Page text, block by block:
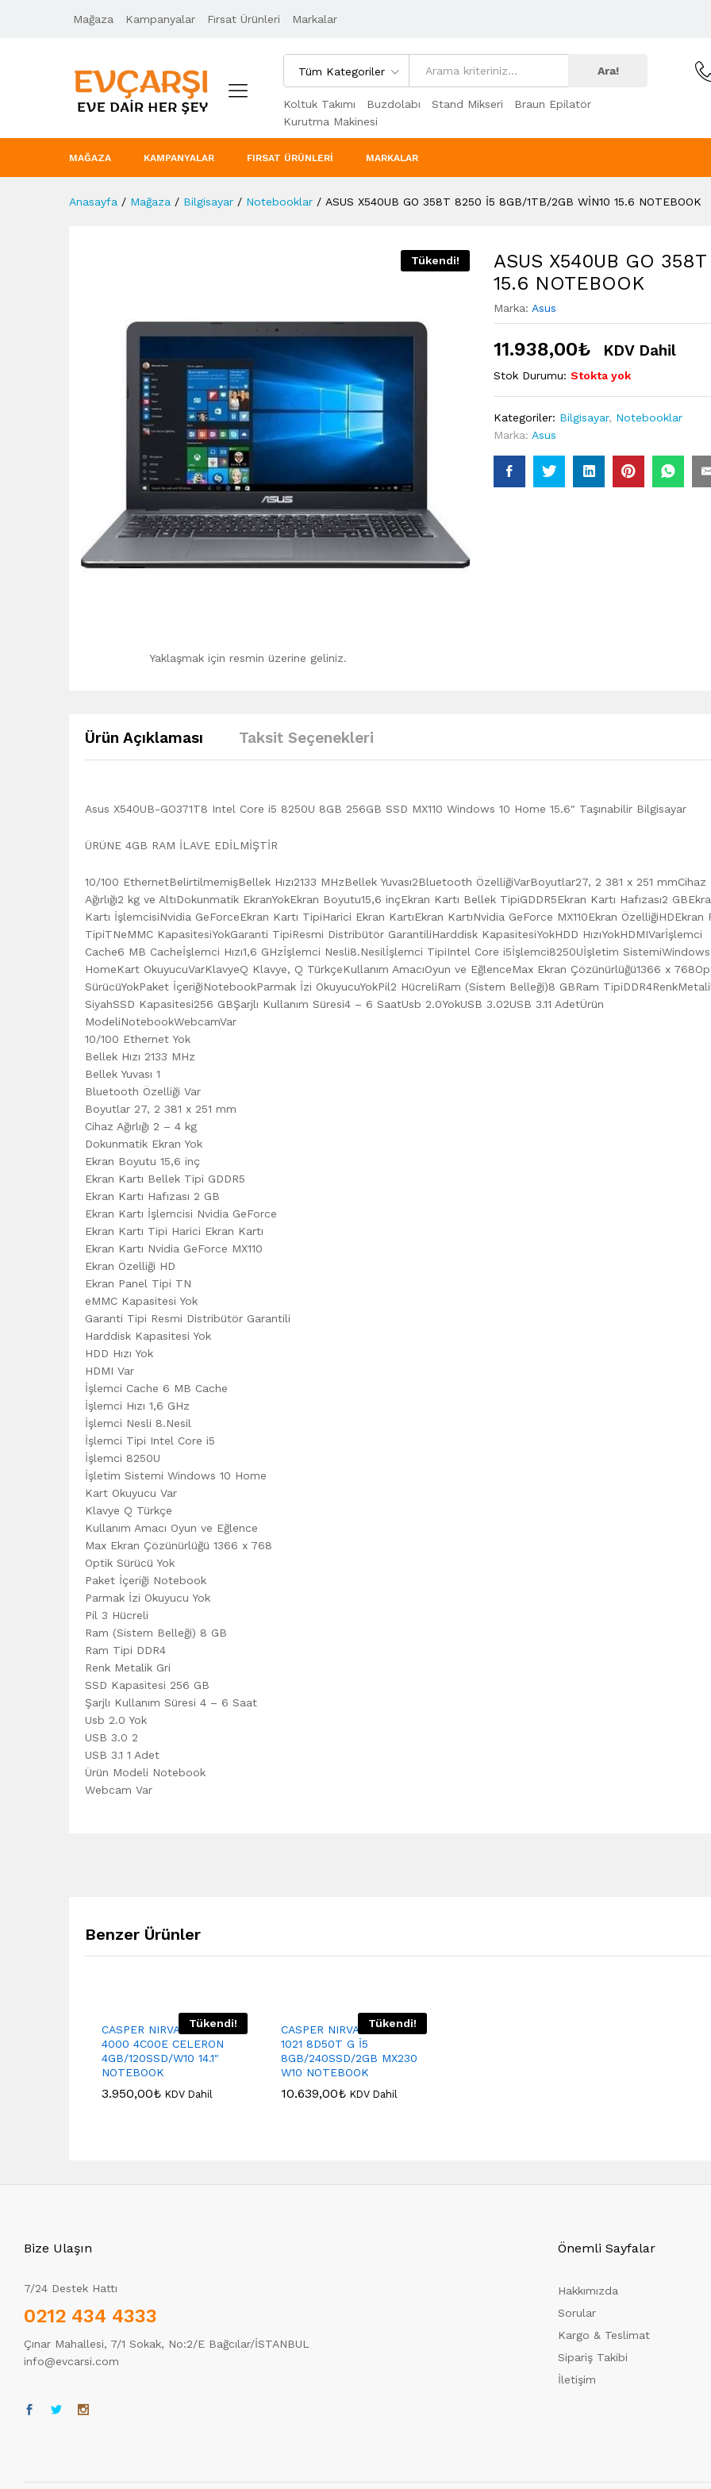
Mağaza Kampanyalar Fırsat Ürünleri Markalar
Tüm Kategoriler Ara!
Koltuk Takımı Buzdolabı Stand Mikseri
Braun Epilatör
Kurutma Makinesi
MAĞAZA KAMPANYALAR FIRSAT ÜRÜNLERI MARKALAR
Anasayfa / Mağaza / Bilgisayar / Notebooklar / ASUS X540UB GO 358T 8250 İ5 8GB/1TB/2GB WİN10 15.6 NOTEBOOK
Tükendi!
Yaklaşmak için resmin üzerine geliniz.
ASUS X540UB GO
15.6 NOTEBOOK
Marka: Asus
11.938,00₺ KDV Dahil
Stok Durumu: Stokta yok
Kategoriler: Bilgisayar, Notebooklar
Marka: Asus
Ürün Açıklaması Taksit Seçenekleri
Asus X540UB-GO371T8 Intel Core i5 8250U 8GB 256GB SSD MX110 Windows 10 Home 15.6″ Taşınabilir Bilgisayar
ÜRÜNE 4GB RAM İLAVE EDİLMİŞTİR
10/100 EthernetBelirtilmemişBellek Hızı2133 MHzBellek Yuvası2Bluetooth ÖzelliğiVarBoyutlar27, 2 381 x 251 mmCihaz
Ağırlığı2 kg ve AltıDokunmatik EkranYokEkran Boyutu15,6 inçEkran Kartı Bellek TipiGDDR5Ekran Kartı Hafızası2
Kartı İşlemcisiNvidia GeForceEkran Kartı TipiHarici Ekran KartıEkran KartıNvidia GeForce MX110Ekran ÖzelliğiHDEkran
TipiTNeMMC KapasitesiYokGaranti TipiResmi Distribütör GarantiliHarddisk KapasitesiYokHDD HızıYokHDMIVarİşlemci
Cache6 MB Cacheİşlemci Hızı1,6 GHzİşlemci Nesli8.Nesilİşlemci TipiIntel Core i5İşlemci8250Uİşletim SistemiWindows
HomeKart OkuyucuVarKlavyeQ Klavye, Q TürkçeKullanım AmacıOyun ve EğlenceMax Ekran Çözünürlüğü1366 x
SürücüYokPaket İçeriğiNotebookParmak İzi OkuyucuYokPil2 HücreliRam (Sistem Belleği)8 GBRam
SiyahSSD Kapasitesi256 GBŞarjlı Kullanım Süresi4 – 6 SaatUsb 2.0YokUSB 3.02USB 3.11 AdetÜrün
ModeliNotebookWebcamVar
10/100 Ethernet Yok
Bellek Hızı 2133 MHz
Bellek Yuvası 1
Bluetooth Özelliği Var
Boyutlar 27, 2 381 x 251 mm
Cihaz Ağırlığı 2 – 4 kg
Dokunmatik Ekran Yok
Ekran Boyutu 15,6 inç
Ekran Kartı Bellek Tipi GDDR5
Ekran Kartı Hafızası 2 GB
Ekran Kartı İşlemcisi Nvidia GeForce
Ekran Kartı Tipi Harici Ekran Kartı
Ekran Kartı Nvidia GeForce MX110
Ekran Özelliği HD
Ekran Panel Tipi TN
eMMC Kapasitesi Yok
Garanti Tipi Resmi Distribütör Garantili
Harddisk Kapasitesi Yok
HDD Hızı Yok
HDMI Var
İşlemci Cache 6 MB Cache
İşlemci Hızı 1,6 GHz
İşlemci Nesli 8.Nesil
İşlemci Tipi Intel Core i5
İşlemci 8250U
İşletim Sistemi Windows 10 Home
Kart Okuyucu Var
Klavye Q Türkçe
Kullanım Amacı Oyun ve Eğlence
Max Ekran Çözünürlüğü 1366 x 768
Optik Sürücü Yok
Paket İçeriği Notebook
Parmak İzi Okuyucu Yok
Pil 3 Hücreli
Ram (Sistem Belleği) 8 GB
Ram Tipi DDR4
Renk Metalik Gri
SSD Kapasitesi 256 GB
Şarjlı Kullanım Süresi 4 – 6 Saat
Usb 2.0 Yok
USB 3.0 2
USB 3.1 1 Adet
Ürün Modeli Notebook
Webcam Var
Benzer Ürünler
Tükendi!
CASPER NIRVANA C350
4000 4C00E CELERON
4GB/120SSD/W10 14.1″
NOTEBOOK
3.950,00₺ KDV Dahil
Tükendi!
CASPER NIRVANA S500
1021 8D50T G İ5
8GB/240SSD/2GB MX230
W10 NOTEBOOK
10.639,00₺ KDV Dahil
Bize Ulaşın
7/24 Destek Hattı
0212 434 4333
Çınar Mahallesi, 7/1 Sokak, No:2/E Bağcılar/İSTANBUL
info@evcarsi.com
Önemli Sayfalar
Hakkımızda
Sorular
Kargo & Teslimat
Sipariş Takibi
İletişim
Ürün Açıklaması Taksit Seçenekleri